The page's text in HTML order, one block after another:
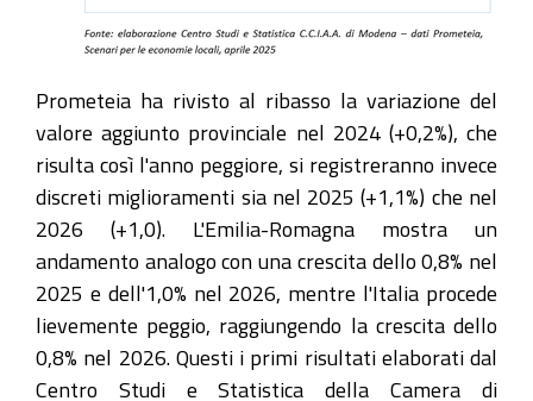
Prometeia ha rivisto al ribasso la variazione del
valore aggiunto provinciale nel 2024 (+0,2%), che
risulta così l'anno peggiore, si registreranno invece
discreti miglioramenti sia nel 2025 (+1,1%) che nel
2026 (+1,0). L'Emilia-Romagna mostra un
andamento analogo con una crescita dello 0,8% nel
2025 e dell'1,0% nel 2026, mentre l'Italia procede
lievemente peggio, raggiungendo la crescita dello
0,8% nel 2026. Questi i primi risultati elaborati dal
Centro Studi e Statistica della Camera di